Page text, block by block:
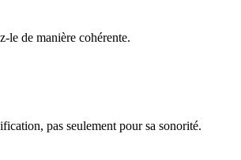
de manière cohérente.
pas seulement pour sa sonorité.